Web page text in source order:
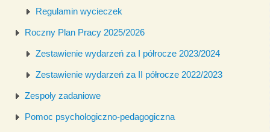
Regulamin wycieczek
Roczny Plan Pracy 2025/2026
Zestawienie wydarzeń za I półrocze 2023/2024
Zestawienie wydarzeń za II półrocze 2022/2023
Zespoły zadaniowe
Pomoc psychologiczno-pedagogiczna